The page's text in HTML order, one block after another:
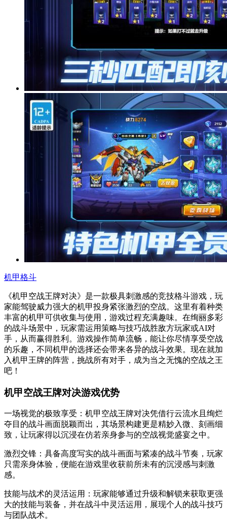
机甲格斗
《机甲空战王牌对决》是一款极具刺激感的竞技格斗游戏，玩
家能驾驶威力强大的机甲投身紧张激烈的空战。这里有着种类
丰富的机甲可供收集与使用，游戏过程充满趣味。在绚丽多彩
的战斗场景中，玩家需运用策略与技巧战胜敌方玩家或AI对
手，从而赢得胜利。游戏操作简单流畅，能让你尽情享受空战
的乐趣，不同机甲的选择还会带来各异的战斗效果。现在就加
入机甲王牌的阵营，挑战所有对手，成为当之无愧的空战之王
吧！
机甲空战王牌对决游戏优势
一场视觉的极致享受：机甲空战王牌对决凭借行云流水且绚烂
夺目的战斗画面脱颖而出，其场景构建更是精妙入微、刻画细
致，让玩家得以沉浸在仿若亲身参与的空战视觉盛宴之中。
激烈交锋：具备高度写实的战斗画面与紧凑的战斗节奏，玩家
只需亲身体验，便能在游戏里收获前所未有的沉浸感与刺激
感。
技能与战术的灵活运用：玩家能够通过升级和解锁来获取更强
大的技能与装备，并在战斗中灵活运用，展现个人的战斗技巧
与团队战术。